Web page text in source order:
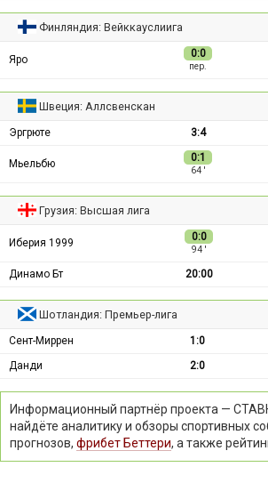
Финляндия: Вейккауслиига
Яро 0:0
пер.
Швеция: Аллсвенскан
Эргрюте 3:4
Мьельбю 0:1
64 ′
Грузия: Высшая лига
Иберия 1999 0:0
94 ′
Динамо Бт 20:00
Шотландия: Премьер-лига
Сент-Миррен 1:0
Данди
2:0
Информационный партнёр проекта —
найдёте аналитику и обзоры спортивных
прогнозов, фрибет Беттери, а также